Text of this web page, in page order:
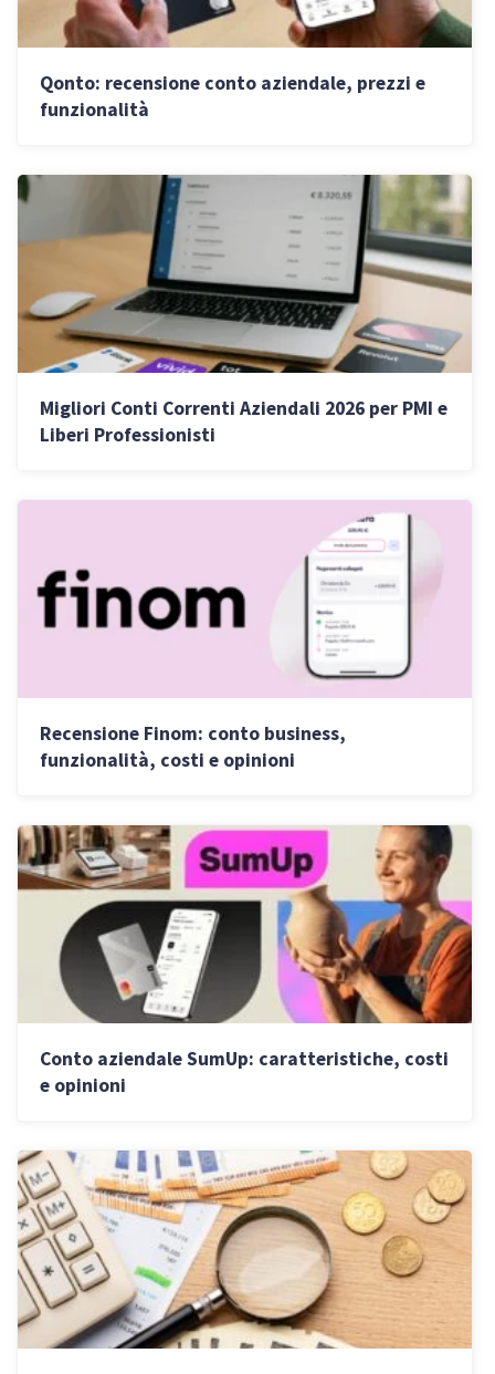
Qonto: recensione conto aziendale, prezzi e
funzionalità
Migliori Conti Correnti Aziendali 2026 per PMI e
Liberi Professionisti
Recensione Finom: conto business,
funzionalità, costi e opinioni
Conto aziendale SumUp: caratteristiche, costi
e opinioni